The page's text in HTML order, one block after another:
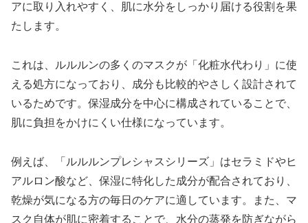
アに取り入れやすく、肌に水分をしっかり届ける役割を果
たします。
これは、ルルルンの多くのマスクが「化粧水代わり」に使
える処方になっており、成分も比較的やさしく設計されて
いるためです。保湿成分を中心に構成されていることで、
肌に負担をかけにくい仕様になっています。
例えば、「ルルルンプレシャスシリーズ」はセラミドやヒ
アルロン酸など、保湿に特化した成分が配合されており、
乾燥が気になる方の毎日のケアに適しています。また、マ
スク自体が肌に密着することで、水分の蒸発を防ぎながら